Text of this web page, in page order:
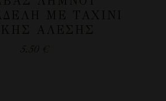
ΜΕ ΤΑΧΊΝΙ
ΆΛΕΣΗΣ
5.50 €